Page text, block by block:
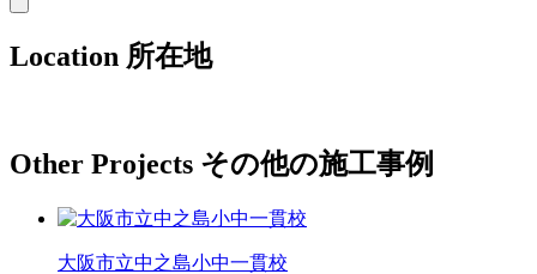
Location 所在地
Other Projects その他の施工事例
大阪市立中之島小中一貫校